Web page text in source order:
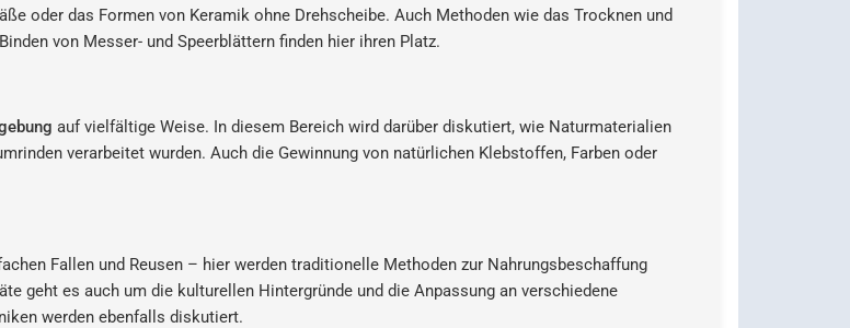
oder das Formen von Keramik ohne Drehscheibe. Auch Methoden wie das Trocknen und
von Messer- und Speerblättern finden hier ihren Platz.
auf vielfältige Weise. In diesem Bereich wird darüber diskutiert, wie Naturmaterialien
verarbeitet wurden. Auch die Gewinnung von natürlichen Klebstoffen, Farben oder
Fallen und Reusen – hier werden traditionelle Methoden zur Nahrungsbeschaffung
geht es auch um die kulturellen Hintergründe und die Anpassung an verschiedene
werden ebenfalls diskutiert.